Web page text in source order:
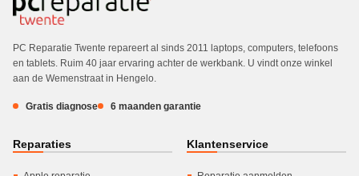
PC Reparatie Twente repareert al sinds 2011 laptops, computers, telefoons
en tablets. Ruim 40 jaar ervaring achter de werkbank. U vindt onze winkel
aan de Wemenstraat in Hengelo.
Gratis diagnose 6 maanden garantie
Reparaties Klantenservice